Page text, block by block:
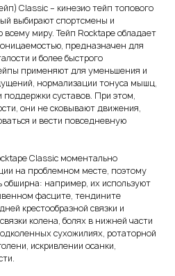
Classic – кинезио тейп топового
выбирают спортсмены и
миру. Тейп Rocktape обладает
предназначен для
и более быстрого
применяют для уменьшения и
нормализации тонуса мышц,
суставов. При этом,
они не сковывают движения,
и вести повседневную
Classic моментально
на проблемном месте, поэтому
обширна: например, их используют
фасците, тендините
крестообразной связки и
колена, болях в нижней части
сухожилиях, ротаторной
искривлении осанки,